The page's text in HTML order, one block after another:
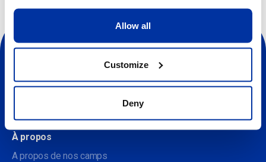
Allow all
Customize
Deny
À propos
A propos de nos camps